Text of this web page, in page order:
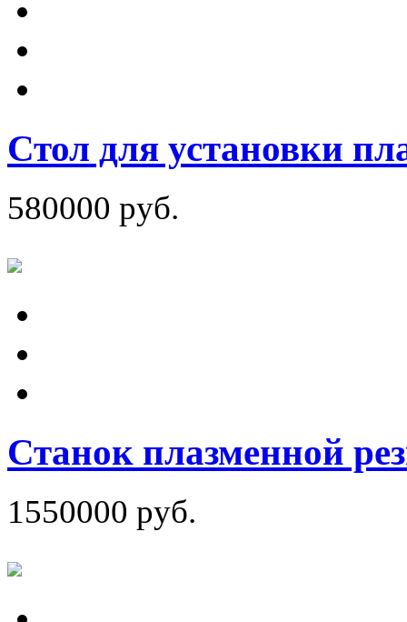
Стол для установки
580000 руб.
Станок плазменной
1550000 руб.